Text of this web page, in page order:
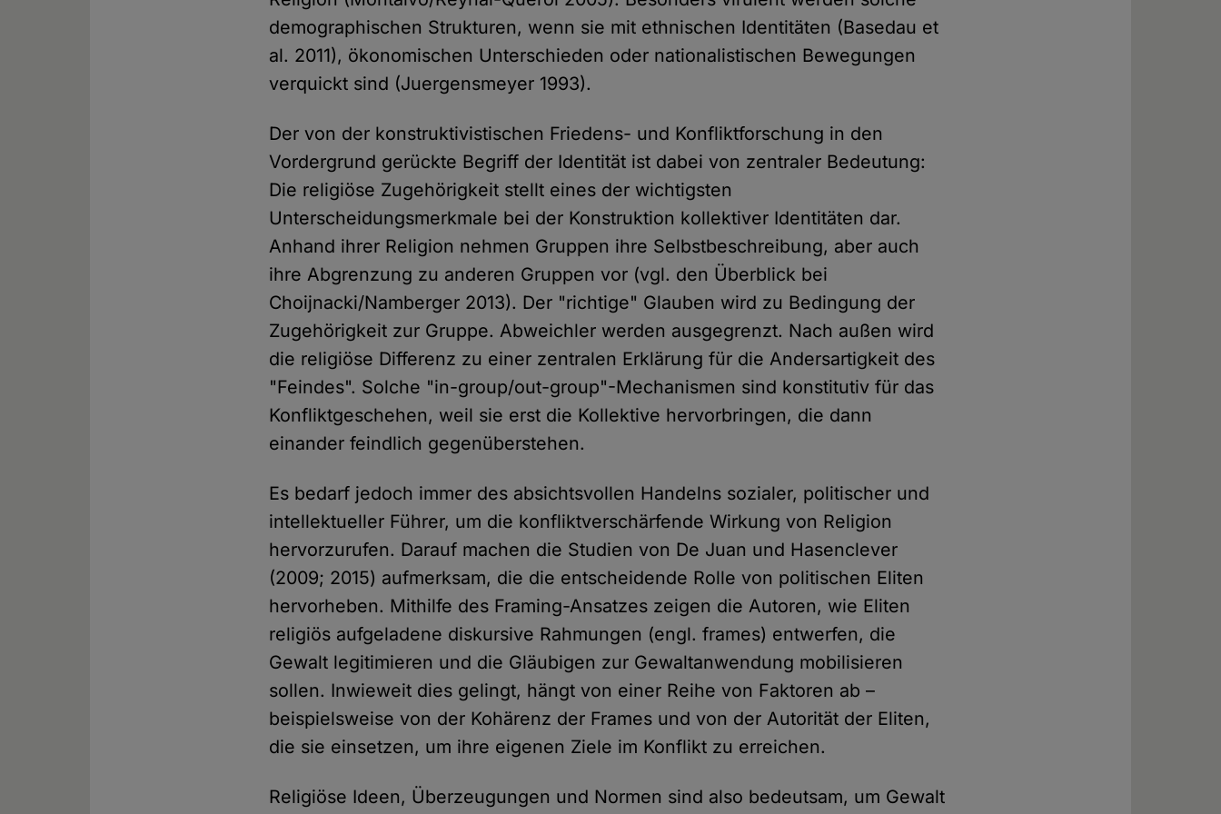
demographischen Strukturen, wenn sie mit ethnischen Identitäten (Basedau et
al. 2011), ökonomischen Unterschieden oder nationalistischen Bewegungen
verquickt sind (Juergensmeyer 1993).
Der von der konstruktivistischen Friedens- und Konfliktforschung in den
Vordergrund gerückte Begriff der Identität ist dabei von zentraler Bedeutung:
Die religiöse Zugehörigkeit stellt eines der wichtigsten
Unterscheidungsmerkmale bei der Konstruktion kollektiver Identitäten dar.
Anhand ihrer Religion nehmen Gruppen ihre Selbstbeschreibung, aber auch
ihre Abgrenzung zu anderen Gruppen vor (vgl. den Überblick bei
Choijnacki/Namberger 2013). Der "richtige" Glauben wird zu Bedingung der
Zugehörigkeit zur Gruppe. Abweichler werden ausgegrenzt. Nach außen wird
die religiöse Differenz zu einer zentralen Erklärung für die Andersartigkeit des
"Feindes". Solche "in-group/out-group"-Mechanismen sind konstitutiv für das
Konfliktgeschehen, weil sie erst die Kollektive hervorbringen, die dann
einander feindlich gegenüberstehen.
Es bedarf jedoch immer des absichtsvollen Handelns sozialer, politischer und
intellektueller Führer, um die konfliktverschärfende Wirkung von Religion
hervorzurufen. Darauf machen die Studien von De Juan und Hasenclever
(2009; 2015) aufmerksam, die die entscheidende Rolle von politischen Eliten
hervorheben. Mithilfe des Framing-Ansatzes zeigen die Autoren, wie Eliten
religiös aufgeladene diskursive Rahmungen (engl. frames) entwerfen, die
Gewalt legitimieren und die Gläubigen zur Gewaltanwendung mobilisieren
sollen. Inwieweit dies gelingt, hängt von einer Reihe von Faktoren ab –
beispielsweise von der Kohärenz der Frames und von der Autorität der Eliten,
die sie einsetzen, um ihre eigenen Ziele im Konflikt zu erreichen.
Religiöse Ideen, Überzeugungen und Normen sind also bedeutsam, um Gewalt